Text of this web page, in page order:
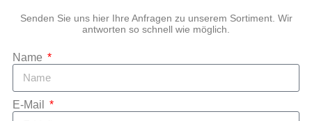
Senden Sie uns hier Ihre Anfragen zu unserem Sortiment. Wir
antworten so schnell wie möglich.
Name
E-Mail